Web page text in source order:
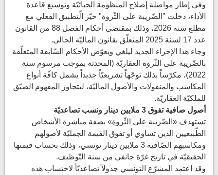
وفي إطار مواصلة إصلاح المنظومة الجبائيّة وتوسيع قاعدة
الأداء، دخلت "الضّريبة على الثّروة" حيّز الّتطبيق الفعلي مع
مطلع سنة 2026، وذلك بمقتضى أحكام الفصل 88 من القانون
عدد 17 لسنة 2025 المتعلّق بقانون الماليّة الحالي.
وجاء هذا الإجراء الجديد ليلغي ويعوّض الأحكام السّابقة المتعلّقة
بالضّريبة على الثّروة العقاريّة (المحدثة بموجب مرسوم سنة
2022)، مكرّساً بذلك توجّهاً تشريعيّاً جديداً يشمل كافّة أنواع
المكاسب والمنقولات والأصول الماليّة، ليتجاوز المفهوم الضيّق
للملكيّة العقاريّة.
أصول صافية تفوق 3 ملايين دينار ونسب تصاعديّة
تستهدف «الضّريبة على الثّروة» بصفة مباشرة الأشخاص
الطّبيعيين الذين تساوي أو تفوق القيمة الجمليّة لأصولهم
ومكاسبهم الصّافية 3 ملايين دينار تونسي، وذلك بحساب قيمتها
الحقيقيّة في تاريخ غرّة جانفي من سنة التّوظيف.
وقد اعتمد المشرّع التونسي جدولاً تصاعديّاً لاحتساب هذه